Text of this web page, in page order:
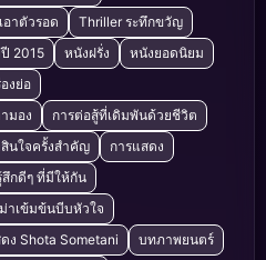
อาตัวรอด
Thriller ระทึกขวัญ
2015 หนังฝรั่ง
หนังยอดนิยม
งย่อ
มอง
การต่อสู้ที่เดิมพันด้วยชีวิต
นใจครั้งสำคัญ
การแสดง
กดีๆ ที่มีให้กัน
าเข้มข้นบีบหัวใจ
ง Shota Sometani
บทภาพยนตร์